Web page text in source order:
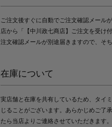
ご注文後すぐに自動でご注文確認メール
店から「【中川政七商店】ご注文を受け
注文確認メールが別途届きますので、そ
在庫について
実店舗と在庫を共有しているため、タイ
じることがございます。あらかじめご了
たら当店よりご連絡させていただきます。